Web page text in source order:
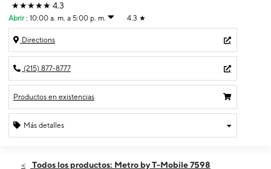
★★★★★ 4.3
Abrir : 10:00 a. m. a 5:00 p. m. 4.3 ★
Directions
(215) 877-8777
Productos en existencias
Más detalles
Domingo:10:00 a. m. a 5:00 p. m.
Todos los productos: Metro by T-Mobile 7598